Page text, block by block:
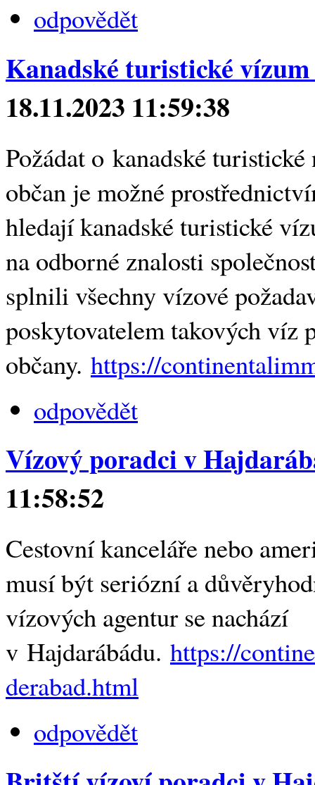
odpovědět
Kanadské turistické
18.11.2023 11:59:38
Požádat o kanadské
občan je možné
hledají kanadské turistické
na odborné znalosti
splnili všechny vízové
poskytovatelem takových víz
občany. https://
odpovědět
Vízový poradci v
11:58:52
Cestovní kanceláře nebo
musí být seriózní a
vízových agentur se nachází
v Hajdarábádu. https://
derabad.html
odpovědět